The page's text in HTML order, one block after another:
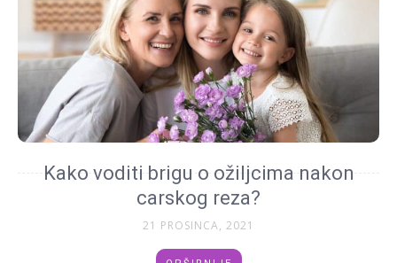
Kako voditi brigu o ožiljcima nakon
carskog reza?
21 PROSINCA, 2021